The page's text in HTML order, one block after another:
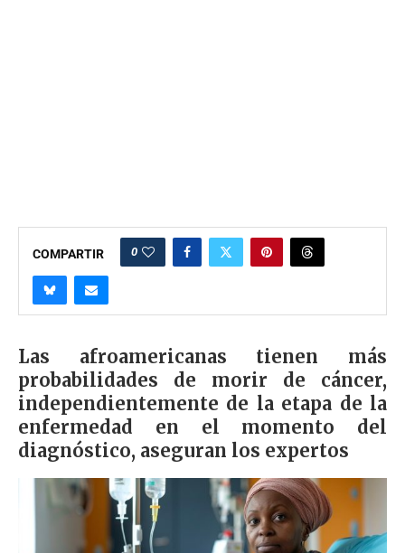
COMPARTIR 0
Las afroamericanas tienen más
probabilidades de morir de cáncer,
independientemente de la etapa de la
enfermedad en el momento del
diagnóstico, aseguran los expertos